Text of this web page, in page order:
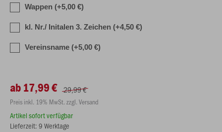
Wappen (+5,00 €)
kl. Nr./ Initalen 3. Zeichen (+4,50 €)
Vereinsname (+5,00 €)
ab 17,99 € 29,99 €
Preis inkl. 19% MwSt. zzgl. Versand
Artikel sofort verfügbar
Lieferzeit: 9 Werktage